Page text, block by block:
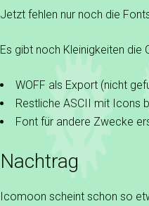
Jetzt fehlen nur noch die
Es gibt noch Kleinigkeiten die
WOFF als Export (nicht
Restliche ASCII mit Icons
Font für andere Zwecke
Nachtrag
Icomoon scheint schon so